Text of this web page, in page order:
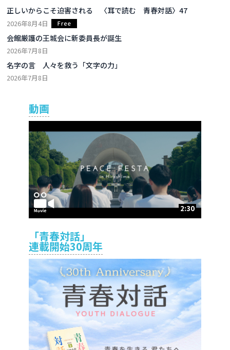
正しいからこそ迫害される 〈耳で読む 青春対話〉47
2026年8月4日
会館厳護の王城会に新委員長が誕生
2026年7月8日
名字の言 人々を救う「文字の力」
2026年7月8日
動画
2:30
「青春対話」
連載開始30周年